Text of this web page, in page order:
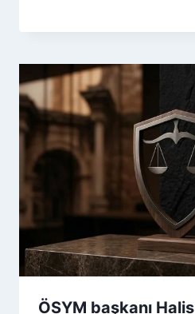
ÖSYM başkanı